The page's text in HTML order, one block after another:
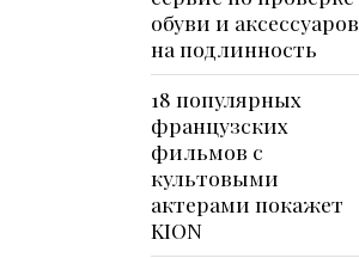
обуви и аксессуаров
на подлинность
18 популярных
французских
фильмов с
культовыми
актерами покажет
KION